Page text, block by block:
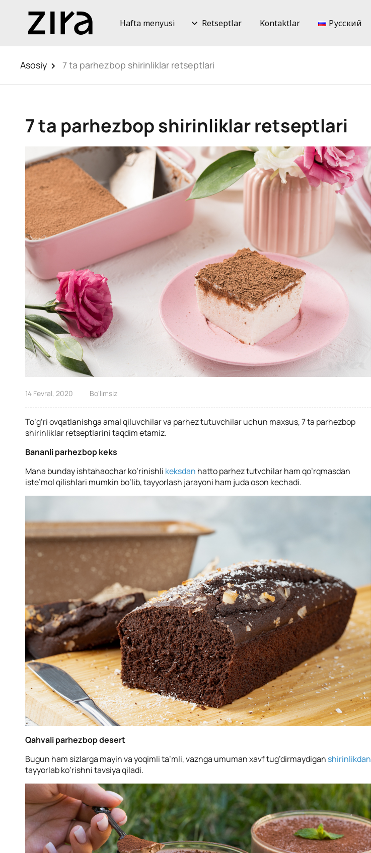
Hafta menyusi Retseptlar Kontaktlar Русский
Asosiy 7 ta parhezbop shirinliklar retseptlari
7 ta parhezbop shirinliklar retseptlari
14 Fevral, 2020 Bo'limsiz
To’g’ri ovqatlanishga amal qiluvchilar va parhez tutuvchilar uchun maxsus, 7 ta parhezbop
shirinliklar retseptlarini taqdim etamiz.
Bananli parhezbop keks
Mana bunday ishtahaochar ko’rinishli keksdan hatto parhez tutvchilar ham qo’rqmasdan
iste’mol qilishlari mumkin bo’lib, tayyorlash jarayoni ham juda oson kechadi.
Qahvali parhezbop desert
Bugun ham sizlarga mayin va yoqimli ta’mli, vaznga umuman xavf tug’dirmaydigan shirinlikdan
tayyorlab ko’rishni tavsiya qiladi.